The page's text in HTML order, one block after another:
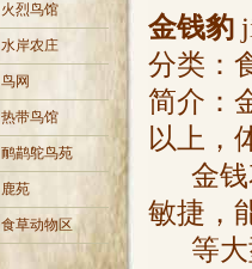
火烈鸟馆
水岸农庄
鸟网
热带鸟馆
鸸鹋鸵鸟苑
鹿苑
食草动物区
金钱豹
分类：
简介：
以上，
金钱
敏捷，
等大